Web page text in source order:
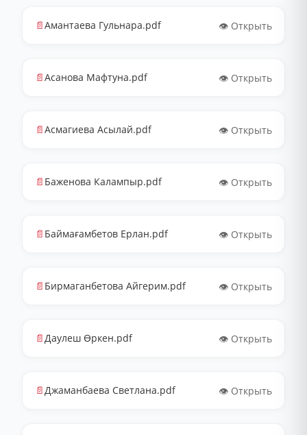
📄Амантаева Гульнара.pdf 👁️ Открыть
📄Асанова Мафтуна.pdf 👁️ Открыть
📄Асмагиева Асылай.pdf 👁️ Открыть
📄 Баженова Калампыр.pdf 👁️ Открыть
📄 Баймағамбетов Ерлан.pdf 👁️ Открыть
📄 Бирмаганбетова Айгерим.pdf 👁️ Открыть
📄Даулеш Өркен.pdf 👁️ Открыть
📄Джаманбаева Светлана.pdf 👁️ Открыть